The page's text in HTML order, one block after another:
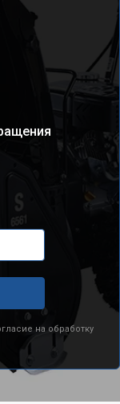
на обработку